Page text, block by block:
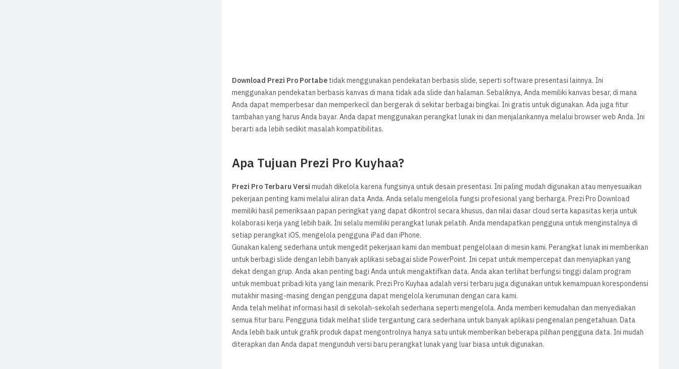
Download Prezi Pro Portabetidak menggunakan pendekatan berbasis slide, seperti software presentasi lainnya. Ini
menggunakan pendekatan berbasis kanvas di mana tidak ada slide dan halaman. Sebaliknya, Anda memiliki kanvas besar, di mana
Anda dapat memperbesar dan memperkecil dan bergerak di sekitar berbagai bingkai. Ini gratis untuk digunakan. Ada juga fitur
tambahan yang harus Anda bayar. Anda dapat menggunakan perangkat lunak ini dan menjalankannya melalui browser web Anda. Ini
berarti ada lebih sedikit masalah kompatibilitas.
Apa Tujuan Prezi Pro Kuyhaa?
Prezi Pro Terbaru Versimudah dikelola karena fungsinya untuk desain presentasi. Ini paling mudah digunakan atau menyesuaikan
pekerjaan penting kami melalui aliran data Anda. Anda selalu mengelola fungsi profesional yang berharga. Prezi Pro Download
memiliki hasil pemeriksaan papan peringkat yang dapat dikontrol secara khusus, dan nilai dasar cloud serta kapasitas kerja untuk
kolaborasi kerja yang lebih baik. Ini selalu memiliki perangkat lunak pelatih. Anda mendapatkan pengguna untuk menginstalnya di
setiap perangkat iOS, mengelola pengguna iPad dan iPhone.
Gunakan kaleng sederhana untuk mengedit pekerjaan kami dan membuat pengelolaan di mesin kami. Perangkat lunak ini memberikan
untuk berbagi slide dengan lebih banyak aplikasi sebagai slide PowerPoint. Ini cepat untuk mempercepat dan menyiapkan yang
dekat dengan grup. Anda akan penting bagi Anda untuk mengaktifkan data. Anda akan terlihat berfungsi tinggi dalam program
untuk membuat pribadi kita yang lain menarik. Prezi Pro Kuyhaa adalah versi terbaru juga digunakan untuk kemampuan korespondensi
mutakhir masing-masing dengan pengguna dapat mengelola kerumunan dengan cara kami.
Anda telah melihat informasi hasil di sekolah-sekolah sederhana seperti mengelola. Anda memberi kemudahan dan menyediakan
semua fitur baru. Pengguna tidak melihat slide tergantung cara sederhana untuk banyak aplikasi pengenalan pengetahuan. Data
Anda lebih baik untuk grafik produk dapat mengontrolnya hanya satu untuk memberikan beberapa pilihan pengguna data. Ini mudah
diterapkan dan Anda dapat mengunduh versi baru perangkat lunak yang luar biasa untuk digunakan.